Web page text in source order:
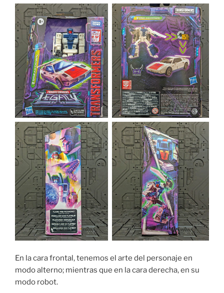
En la cara frontal, tenemos el arte del personaje en
modo alterno; mientras que en la cara derecha, en su
modo robot.